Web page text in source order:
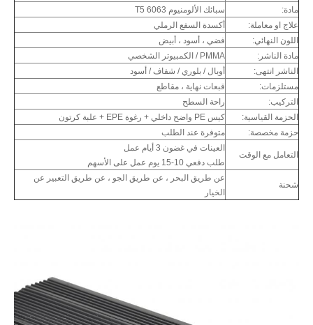
مادة:
سبائك الألومنيوم 6063 T5
علاج او معاملة:
أكسدة السفع الرملي
اللون النهائي:
فضي ، أسود ، أبيض
مادة الناشر:
PMMA / الكمبيوتر الشخصي
الناشر انتهى:
أوبال / بلوري / شفاف / أسود
مستلزمات:
قبعات نهاية ، مقاطع
التركيب:
راحة السطح
الحزمة القياسية:
كيس PE واضح داخلي + رغوة EPE + علبة كرتون
حزمة مخصصة:
متوفرة عند الطلب
التعامل مع الوقت
العينات في غضون 3 أيام عمل
طلب دفعي 10-15 يوم عمل على الأسهم
شحنة
عن طريق البحر ، عن طريق الجو ، عن طريق التعبير عن
الخيار